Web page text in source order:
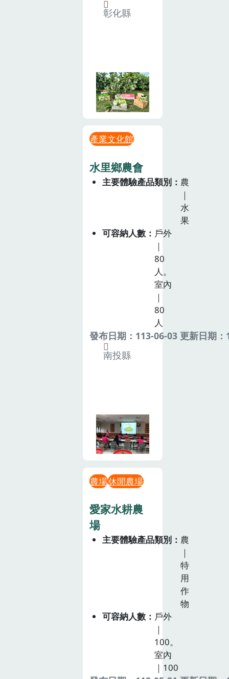
彰化縣
產業文化館
水里鄉農會
主要體驗產品類別
農
｜
水
果
可容納人數
戶外
｜
80
人。
室內
｜
80
人
發布日期：113-06-03 更新日期
南投縣
農場休閒農場
愛家水耕農
場
主要體驗產品類別
農
｜
特
用
作
物
可容納人數
戶外
｜
100。
室內
｜100